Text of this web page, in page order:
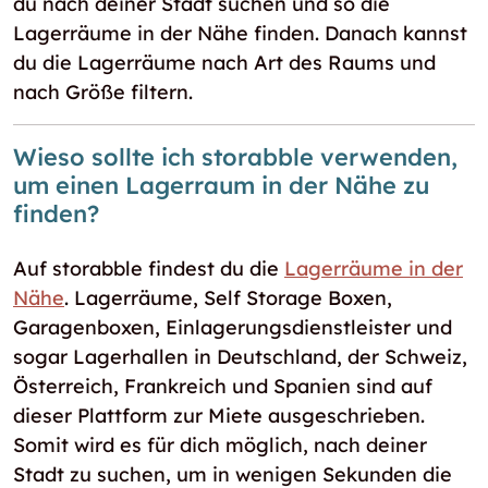
Lagerräume in der Nähe finden. Danach kannst
du die Lagerräume nach Art des Raums und
nach Größe filtern.
Wieso sollte ich storabble verwenden,
um einen Lagerraum in der Nähe zu
finden?
Auf storabble findest du die Lagerräume in der
Nähe. Lagerräume, Self Storage Boxen,
Garagenboxen, Einlagerungsdienstleister und
sogar Lagerhallen in Deutschland, der Schweiz,
Österreich, Frankreich und Spanien sind auf
dieser Plattform zur Miete ausgeschrieben.
Somit wird es für dich möglich, nach deiner
Stadt zu suchen, um in wenigen Sekunden die